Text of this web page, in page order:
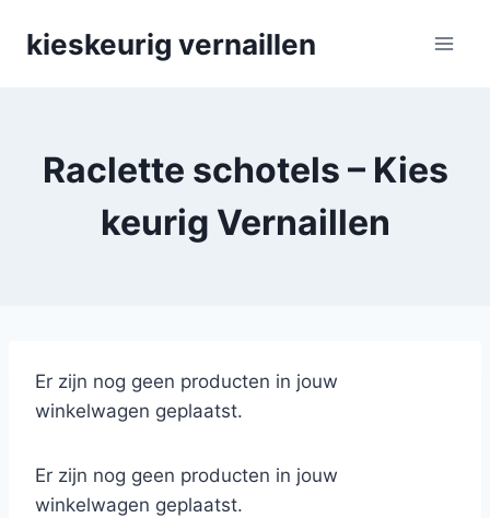
kieskeurig vernaillen
Raclette schotels – Kies
keurig Vernaillen
Er zijn nog geen producten in jouw
winkelwagen geplaatst.
Er zijn nog geen producten in jouw
winkelwagen geplaatst.